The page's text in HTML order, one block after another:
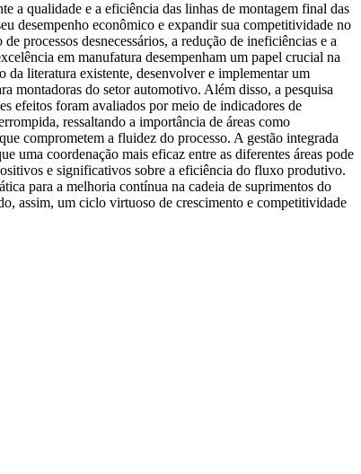
a qualidade e a eficiência das linhas de montagem final das
desempenho econômico e expandir sua competitividade no
processos desnecessários, a redução de ineficiências e a
em manufatura desempenham um papel crucial na
da literatura existente, desenvolver e implementar um
montadoras do setor automotivo. Além disso, a pesquisa
efeitos foram avaliados por meio de indicadores de
ressaltando a importância de áreas como
comprometem a fluidez do processo. A gestão integrada
uma coordenação mais eficaz entre as diferentes áreas pode
e significativos sobre a eficiência do fluxo produtivo.
para a melhoria contínua na cadeia de suprimentos do
assim, um ciclo virtuoso de crescimento e competitividade